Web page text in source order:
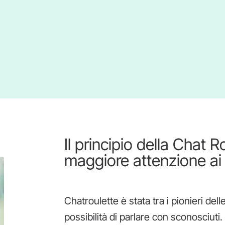
Il principio della Chat
maggiore attenzione
Chatroulette è stata tra i pionieri
possibilità di parlare con